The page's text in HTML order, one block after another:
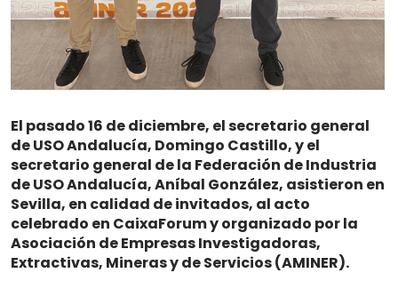
El pasado 16 de diciembre, el secretario general
de USO Andalucía, Domingo Castillo, y el
secretario general de la Federación de Industria
de USO Andalucía, Aníbal González, asistieron en
Sevilla, en calidad de invitados, al acto
celebrado en CaixaForum y organizado por la
Asociación de Empresas Investigadoras,
Extractivas, Mineras y de Servicios (AMINER).